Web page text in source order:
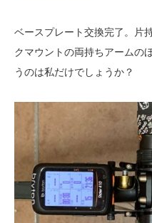
ベースプレート交換完了。片
クマウントの両持ちアームの
うのは私だけでしょうか？